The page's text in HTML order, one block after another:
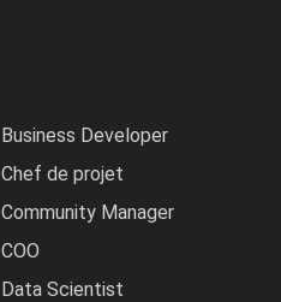
Business Developer
Chef de projet
Community Manager
COO
Data Scientist